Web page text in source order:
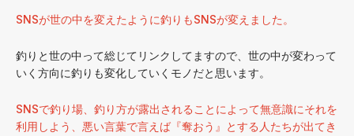
SNSが世の中を変えたように釣りもSNSが変えました。
釣りと世の中って総じてリンクしてますので、世の中が変わって
いく方向に釣りも変化していくモノだと思います。
SNSで釣り場、釣り方が露出されることによって無意識にそれを
利用しよう、悪い言葉で言えば『奪おう』とする人たちが出てき